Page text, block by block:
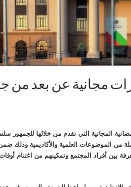
مجانية عن بعد من
المجانية التي تقدم من خلالها للجمهور
من الموضوعات العلمية والأكاديمية وذلك
بين أفراد المجتمع وتمكينهم من اغتنام